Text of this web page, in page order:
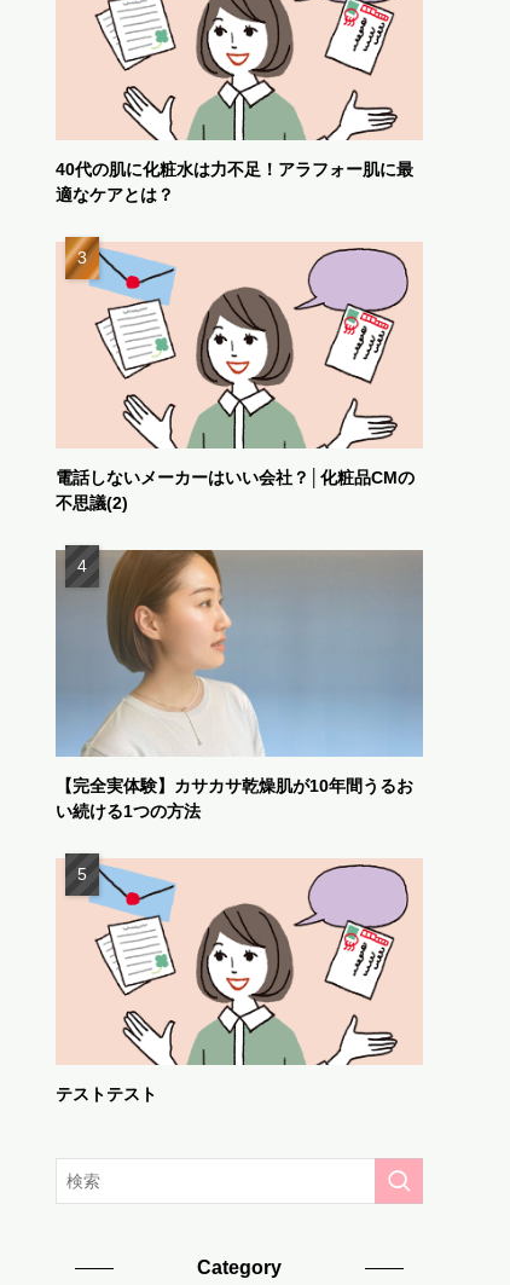
40代の肌に化粧水は力不足！アラフォー肌に最
適なケアとは？
電話しないメーカーはいい会社？│化粧品CMの
不思議(2)
【完全実体験】カサカサ乾燥肌が10年間うるお
い続ける1つの方法
テストテスト
Category